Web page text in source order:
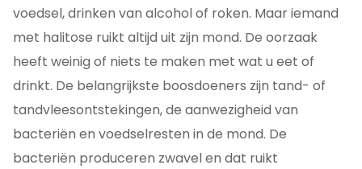
voedsel, drinken van alcohol of roken. Maar iemand
met halitose ruikt altijd uit zijn mond. De oorzaak
heeft weinig of niets te maken met wat u eet of
drinkt. De belangrijkste boosdoeners zijn tand- of
tandvleesontstekingen, de aanwezigheid van
bacteriën en voedselresten in de mond. De
bacteriën produceren zwavel en dat ruikt